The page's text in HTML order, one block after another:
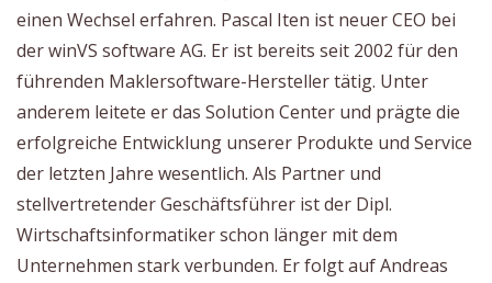
einen Wechsel erfahren. Pascal Iten ist neuer CEO bei
der winVS software AG. Er ist bereits seit 2002 für den
führenden Maklersoftware-Hersteller tätig. Unter
anderem leitete er das Solution Center und prägte die
erfolgreiche Entwicklung unserer Produkte und Service
der letzten Jahre wesentlich. Als Partner und
stellvertretender Geschäftsführer ist der Dipl.
Wirtschaftsinformatiker schon länger mit dem
Unternehmen stark verbunden. Er folgt auf Andreas